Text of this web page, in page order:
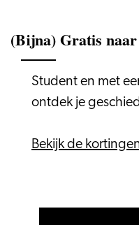
(Bijna) Gratis
Student en met
ontdek je
Bekijk de